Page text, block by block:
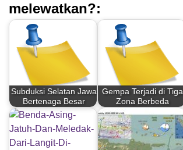
melewatkan?:
Subduksi Selatan Jawa
Bertenaga Besar
Gempa Terjadi di Tiga
Zona Berbeda